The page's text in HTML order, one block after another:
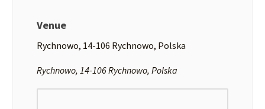
Venue
Rychnowo, 14-106 Rychnowo, Polska
Rychnowo, 14-106 Rychnowo, Polska